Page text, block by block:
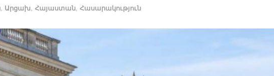
, Արցախ, Հայաստան, Հասարակություն